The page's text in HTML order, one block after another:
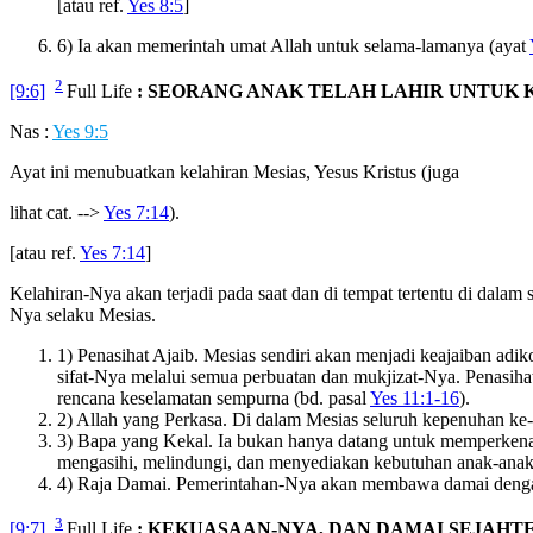
[atau ref. Yes 8:5
6) Ia akan memerintah umat Allah untuk selama-lamanya (ayat
[9:6] 2 Full Life : SEORANG ANAK TELAH LAHIR UNTUK
Nas : Yes 9:5
Ayat ini menubuatkan kelahiran Mesias, Yesus Kristus (juga
lihat cat. -->Yes 7:14).
[atau ref. Yes 7:14]
Kelahiran-Nya akan terjadi pada saat dan di tempat tertentu di
Nya selaku Mesias.
1) Penasihat Ajaib. Mesias sendiri akan menjadi keajaiban
sifat-Nya melalui semua perbuatan dan mukjizat-Nya.
rencana keselamatan sempurna (bd. pasal Yes 11:1-16).
2) Allah yang Perkasa. Di dalam Mesias seluruh kepenuhan
3) Bapa yang Kekal. Ia bukan hanya datang untuk
mengasihi, melindungi, dan menyediakan kebutuhan anak-
4) Raja Damai. Pemerintahan-Nya akan membawa damai
3